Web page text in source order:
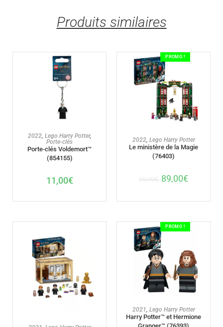
Produits similaires
AJOUTER AU PANIER
2022, Lego Harry Potter,
Porte-clés
Porte-clés Voldemort™
(854155)
11,00€
PROMO !
AJOUTER AU PANIER
2022, Lego Harry Potter
Le ministère de la Magie
(76403)
99,99€ 89,00€
PROMO !
AJOUTER AU PANIER
2021, Lego Harry Potter
Harry Potter™ et Hermione